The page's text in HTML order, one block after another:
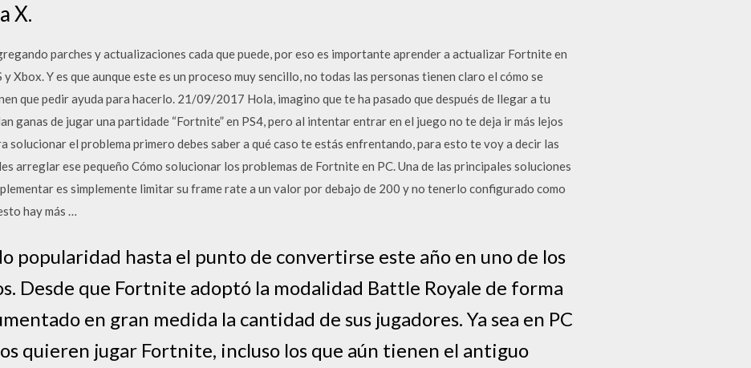
X.
parches y actualizaciones cada que puede, por eso es importante aprender a actualizar Fortnite en
y Xbox. Y es que aunque este es un proceso muy sencillo, no todas las personas tienen claro el cómo se
que pedir ayuda para hacerlo. 21/09/2017 Hola, imagino que te ha pasado que después de llegar a tu
ganas de jugar una partidade “Fortnite” en PS4, pero al intentar entrar en el juego no te deja ir más lejos
solucionar el problema primero debes saber a qué caso te estás enfrentando, para esto te voy a decir las
arreglar ese pequeño Cómo solucionar los problemas de Fortnite en PC. Una de las principales soluciones
es simplemente limitar su frame rate a un valor por debajo de 200 y no tenerlo configurado como
hay más …
popularidad hasta el punto de convertirse este año en uno de los
Desde que Fortnite adoptó la modalidad Battle Royale de forma
en gran medida la cantidad de sus jugadores. Ya sea en PC
quieren jugar Fortnite, incluso los que aún tienen el antiguo